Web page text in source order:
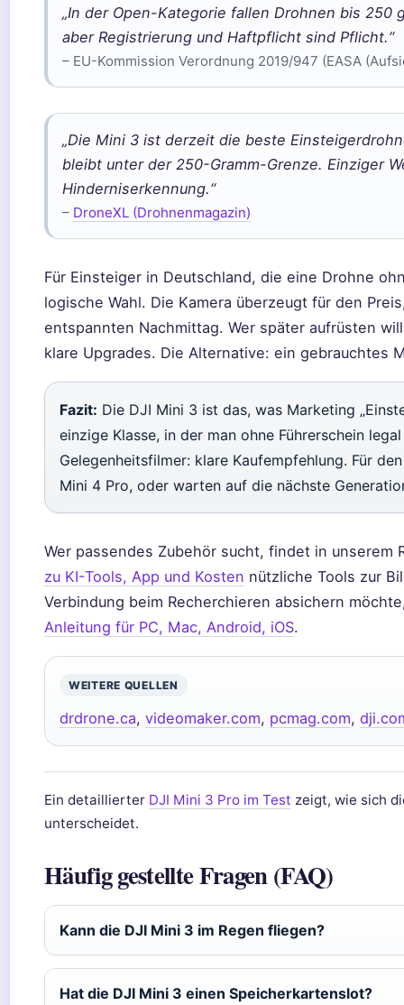
„In der Open-Kategorie fallen Drohnen bis 250
aber Registrierung und Haftpflicht sind Pflicht.“
– EU-Kommission Verordnung 2019/947 (EASA
„Die Mini 3 ist derzeit die beste
bleibt unter der 250-Gramm-Grenze. Einziger
Hinderniserkennung.“
– DroneXL (Drohnenmagazin)
Für Einsteiger in Deutschland, die eine Drohne
logische Wahl. Die Kamera überzeugt für den
entspannten Nachmittag. Wer später aufrüsten
klare Upgrades. Die Alternative: ein gebrauchtes
Fazit: Die DJI Mini 3 ist das, was Marketing
einzige Klasse, in der man ohne Führerschein
Gelegenheitsfilmer: klare Kaufempfehlung. Für
Mini 4 Pro, oder warten auf die nächste
Wer passendes Zubehör sucht, findet in unserem
zu KI-Tools, App und Kosten nützliche Tools zur
Verbindung beim Recherchieren absichern
Anleitung für PC, Mac, Android, iOS.
WEITERE QUELLEN
drdrone.ca, videomaker.com, pcmag.com,
Ein detaillierter DJI Mini 3 Pro im Test zeigt, wie sich
unterscheidet.
Häufig gestellte Fragen (FAQ)
Kann die DJI Mini 3 im Regen fliegen?
Hat die DJI Mini 3 einen Speicherkartenslot?